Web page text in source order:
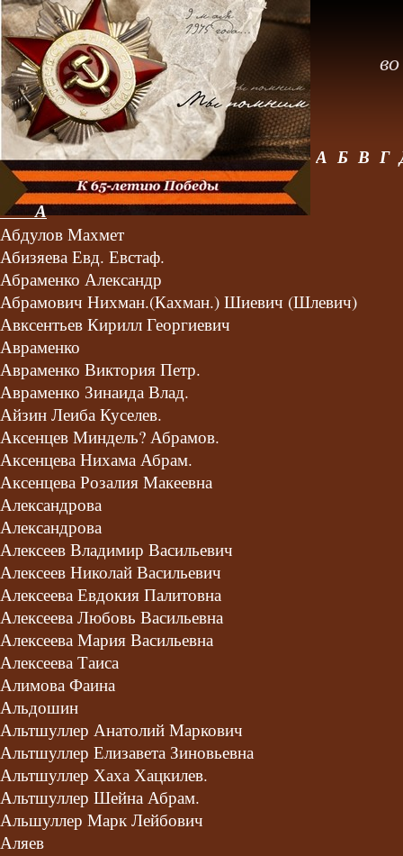
А
Абдулов Махмет
Абизяева Евд. Евстаф.
Абраменко Александр
Абрамович Нихман.(Кахман.) Шиевич (Шлевич)
Авксентьев Кирилл Георгиевич
Авраменко
Авраменко Виктория Петр.
Авраменко Зинаида Влад.
Айзин Леиба Куселев.
Аксенцев Миндель? Абрамов.
Аксенцева Нихама Абрам.
Аксенцева Розалия Макеевна
Александрова
Александрова
Алексеев Владимир Васильевич
Алексеев Николай Васильевич
Алексеева Евдокия Палитовна
Алексеева Любовь Васильевна
Алексеева Мария Васильевна
Алексеева Таиса
Алимова Фаина
Альдошин
Альтшуллер Анатолий Маркович
Альтшуллер Елизавета Зиновьевна
Альтшуллер Хаха Хацкилев.
Альтшуллер Шейна Абрам.
Альшуллер Марк Лейбович
Аляев
А Б В Г